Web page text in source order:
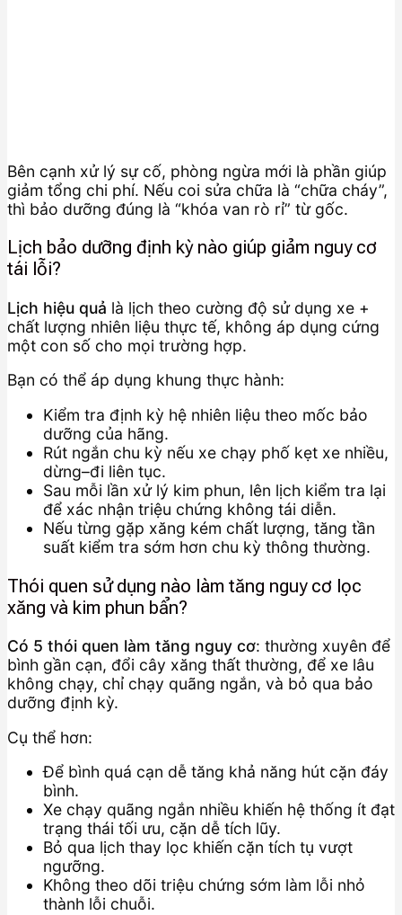
Bên cạnh xử lý sự cố, phòng ngừa mới là phần giúp
giảm tổng chi phí. Nếu coi sửa chữa là “chữa cháy”,
thì bảo dưỡng đúng là “khóa van rò rỉ” từ gốc.
Lịch bảo dưỡng định kỳ nào giúp giảm nguy cơ
tái lỗi?
Lịch hiệu quả là lịch theo cường độ sử dụng xe +
chất lượng nhiên liệu thực tế, không áp dụng cứng
một con số cho mọi trường hợp.
Bạn có thể áp dụng khung thực hành:
Kiểm tra định kỳ hệ nhiên liệu theo mốc bảo
dưỡng của hãng.
Rút ngắn chu kỳ nếu xe chạy phố kẹt xe nhiều,
dừng–đi liên tục.
Sau mỗi lần xử lý kim phun, lên lịch kiểm tra lại
để xác nhận triệu chứng không tái diễn.
Nếu từng gặp xăng kém chất lượng, tăng tần
suất kiểm tra sớm hơn chu kỳ thông thường.
Thói quen sử dụng nào làm tăng nguy cơ lọc
xăng và kim phun bẩn?
Có 5 thói quen làm tăng nguy cơ: thường xuyên để
bình gần cạn, đổi cây xăng thất thường, để xe lâu
không chạy, chỉ chạy quãng ngắn, và bỏ qua bảo
dưỡng định kỳ.
Cụ thể hơn:
Để bình quá cạn dễ tăng khả năng hút cặn đáy
bình.
Xe chạy quãng ngắn nhiều khiến hệ thống ít đạt
trạng thái tối ưu, cặn dễ tích lũy.
Bỏ qua lịch thay lọc khiến cặn tích tụ vượt
ngưỡng.
Không theo dõi triệu chứng sớm làm lỗi nhỏ
thành lỗi chuỗi.